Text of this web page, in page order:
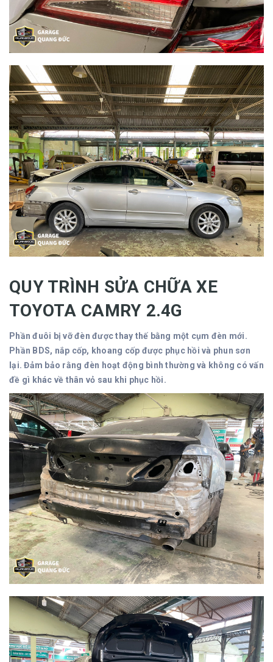
QUY TRÌNH SỬA CHỮA XE
TOYOTA CAMRY 2.4G
Phần đuôi bị vỡ đèn được thay thế bằng một cụm đèn mới.
Phần BDS, nắp cốp, khoang cốp được phục hồi và phun sơn
lại. Đảm bảo rằng đèn hoạt động bình thường và không có vấn
đề gì khác về thân vỏ sau khi phục hồi.